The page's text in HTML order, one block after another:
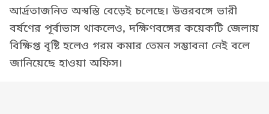
আর্দ্রতাজনিত অস্বস্তি বেড়েই চলেছে। উত্তরবঙ্গে ভারী
বর্ষণের পূর্বাভাস থাকলেও, দক্ষিণবঙ্গের কয়েকটি জেলায়
বিক্ষিপ্ত বৃষ্টি হলেও গরম কমার তেমন সম্ভাবনা নেই বলে
জানিয়েছে হাওয়া অফিস।